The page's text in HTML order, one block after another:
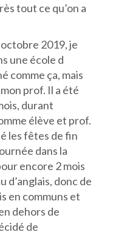
tout ce qu’on a
2019, je
une école d
comme ça, mais
prof. Il a été
durant
élève et prof.
les fêtes de fin
dans la
encore 2 mois
d’anglais, donc de
en communs et
dehors de
de